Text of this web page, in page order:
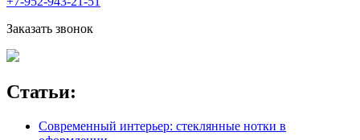
Заказать звонок
Статьи:
Современный интерьер: стеклянные нотки в